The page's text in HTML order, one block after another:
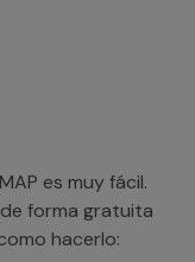
es muy fácil.
forma gratuita
hacerlo: